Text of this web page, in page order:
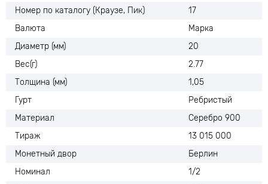
Номер по каталогу (Краузе, Пик)
17
Валюта
Марка
Диаметр (мм)
20
Вес(г)
2.77
Толщина (мм)
1,05
Гурт
Ребристый
Материал
Серебро 900
Тираж
13 015 000
Монетный двор
Берлин
Номинал
1/2